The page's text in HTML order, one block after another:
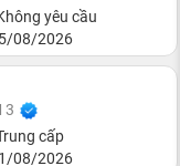
yêu cầu
08/2026
3
cấp
08/2026